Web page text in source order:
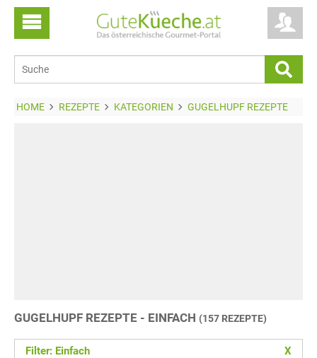
HOME REZEPTE KATEGORIEN GUGELHUPF REZEPTE
GUGELHUPF REZEPTE - EINFACH (157 REZEPTE)
Filter: Einfach X